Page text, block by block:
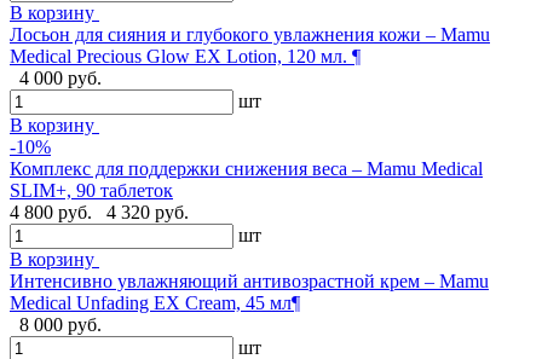
В корзину
Лосьон для сияния и глубокого увлажнения кожи – Mamu
Medical Precious Glow EX Lotion, 120 мл. ¶
4 000 руб.
шт
В корзину
-10%
Комплекс для поддержки снижения веса – Mamu Medical
SLIM+, 90 таблеток
4 800 руб.
4 320 руб.
шт
В корзину
Интенсивно увлажняющий антивозрастной крем – Mamu
Medical Unfading EX Cream, 45 мл¶
8 000 руб.
шт